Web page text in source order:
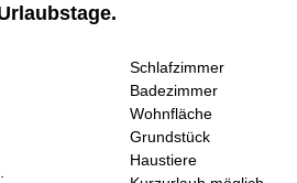
Schlafzimmer
Badezimmer
Wohnfläche
Grundstück
Haustiere